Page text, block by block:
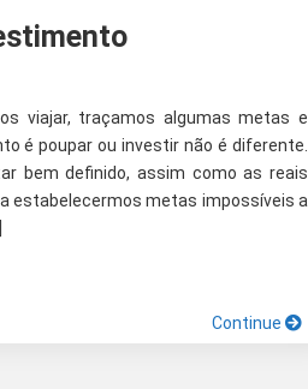
viajar, traçamos algumas metas e
é poupar ou investir não é diferente.
bem definido, assim como as reais
estabelecermos metas impossíveis a
Continue